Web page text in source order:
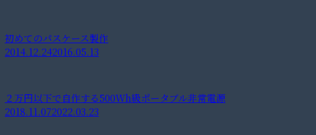
初めてのパスケース製作
2014.12.242016.05.13
２万円以下で自作する500Wh級ポータブル非常電源
2018.11.072022.03.23